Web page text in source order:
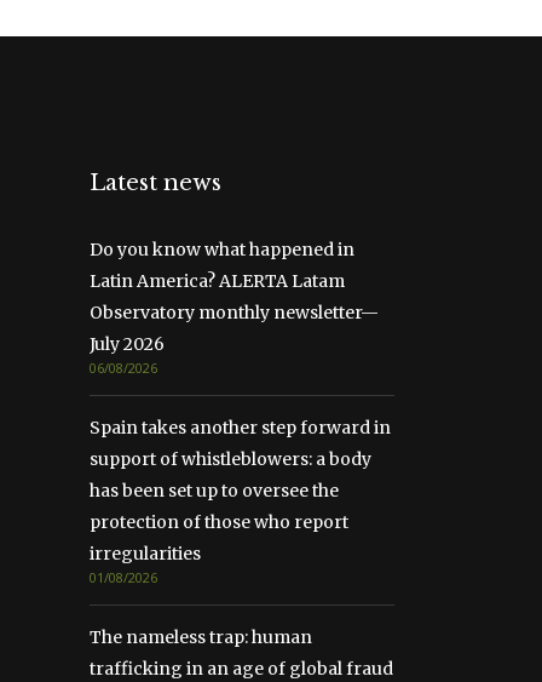
Latest news
Do you know what happened in
Latin America? ALERTA Latam
Observatory monthly newsletter—
July 2026
06/08/2026
Spain takes another step forward in
support of whistleblowers: a body
has been set up to oversee the
protection of those who report
irregularities
01/08/2026
The nameless trap: human
trafficking in an age of global fraud